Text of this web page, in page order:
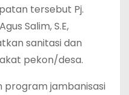
tersebut Pj.
Salim, S.E,
sanitasi dan
pekon/desa.
program jambanisasi